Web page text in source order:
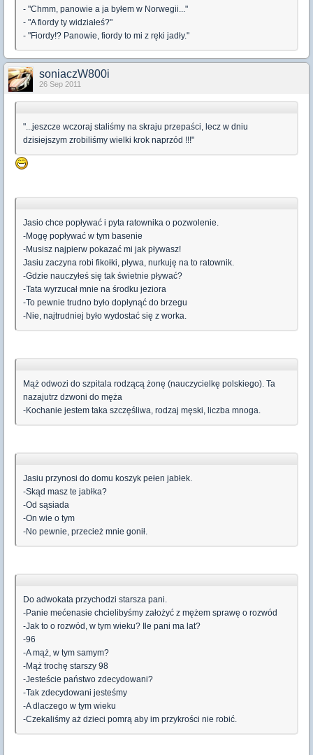
- "Chmm, panowie a ja byłem w Norwegii..."
- "A fiordy ty widziałeś?"
- "Fiordy!? Panowie, fiordy to mi z ręki jadły."
soniaczW800i
26 Sep 2011
"...jeszcze wczoraj staliśmy na skraju przepaści, lecz w dniu
dzisiejszym zrobiliśmy wielki krok naprzód !!!"
Jasio chce popływać i pyta ratownika o pozwolenie.
-Mogę popływać w tym basenie
-Musisz najpierw pokazać mi jak pływasz!
Jasiu zaczyna robi fikołki, pływa, nurkuję na to ratownik.
-Gdzie nauczyłeś się tak świetnie pływać?
-Tata wyrzucał mnie na środku jeziora
-To pewnie trudno było dopłynąć do brzegu
-Nie, najtrudniej było wydostać się z worka.
Mąż odwozi do szpitala rodzącą żonę (nauczycielkę polskiego). Ta
nazajutrz dzwoni do męża
-Kochanie jestem taka szczęśliwa, rodzaj męski, liczba mnoga.
Jasiu przynosi do domu koszyk pełen jabłek.
-Skąd masz te jabłka?
-Od sąsiada
-On wie o tym
-No pewnie, przecież mnie gonił.
Do adwokata przychodzi starsza pani.
-Panie mećenasie chcielibyśmy założyć z mężem sprawę o rozwód
-Jak to o rozwód, w tym wieku? Ile pani ma lat?
-96
-A mąż, w tym samym?
-Mąż trochę starszy 98
-Jesteście państwo zdecydowani?
-Tak zdecydowani jesteśmy
-A dlaczego w tym wieku
-Czekaliśmy aż dzieci pomrą aby im przykrości nie robić.